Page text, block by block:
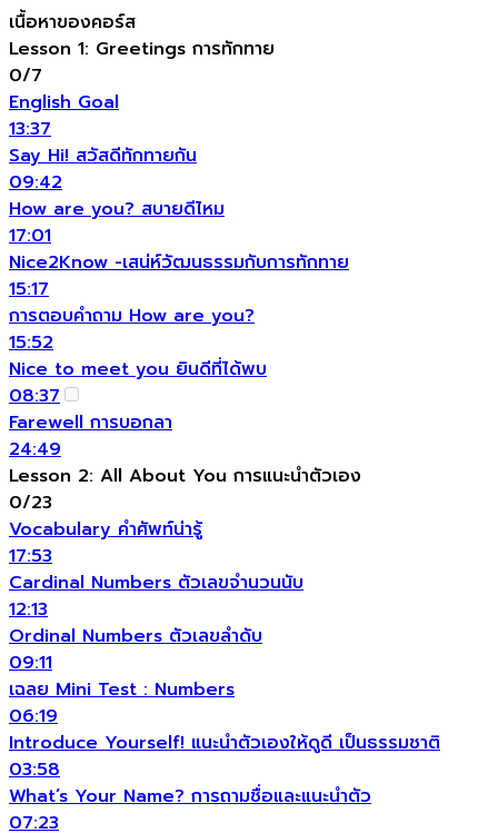
เนื้อหาของคอร์ส
Lesson 1: Greetings การทักทาย
0/7
English Goal
13:37
Say Hi! สวัสดีทักทายกัน
09:42
How are you? สบายดีไหม
17:01
Nice2Know -เสน่ห์วัฒนธรรมกับการทักทาย
15:17
การตอบคำถาม How are you?
15:52
Nice to meet you ยินดีที่ได้พบ
08:37
Farewell การบอกลา
24:49
Lesson 2: All About You การแนะนำตัวเอง
0/23
Vocabulary คำศัพท์น่ารู้
17:53
Cardinal Numbers ตัวเลขจำนวนนับ
12:13
Ordinal Numbers ตัวเลขลำดับ
09:11
เฉลย Mini Test : Numbers
06:19
Introduce Yourself! แนะนำตัวเองให้ดูดี เป็นธรรมชาติ
03:58
What’s Your Name? การถามชื่อและแนะนำตัว
07:23